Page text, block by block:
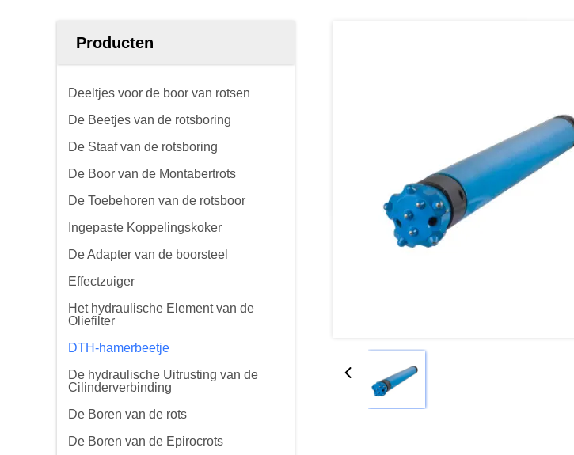
Producten
Deeltjes voor de boor van rotsen
De Beetjes van de rotsboring
De Staaf van de rotsboring
De Boor van de Montabertrots
De Toebehoren van de rotsboor
Ingepaste Koppelingskoker
De Adapter van de boorsteel
Effectzuiger
Het hydraulische Element van de
Oliefilter
DTH-hamerbeetje
De hydraulische Uitrusting van de
Cilinderverbinding
De Boren van de rots
De Boren van de Epirocrots